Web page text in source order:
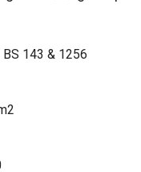
BS 143 & 1256